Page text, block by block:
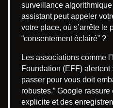
surveillance algorithmique
assistant peut appeler
votre place, où s’arrête le
“consentement éclairé” ?
Les associations comme
Foundation (EFF) alertent
passer pour vous doit
robustes.” Google
explicite et des